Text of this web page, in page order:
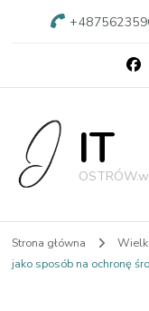
IT
Strona główna
jako sposób na ochronę